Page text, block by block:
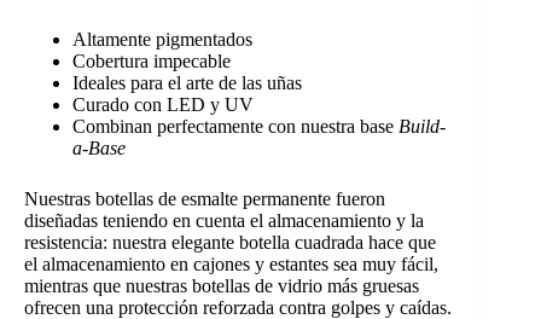
Altamente pigmentados
Cobertura impecable
Ideales para el arte de las uñas
Curado con LED y UV
Combinan perfectamente con nuestra base Build-
a-Base
Nuestras botellas de esmalte permanente fueron
diseñadas teniendo en cuenta el almacenamiento y la
resistencia: nuestra elegante botella cuadrada hace que
el almacenamiento en cajones y estantes sea muy fácil,
mientras que nuestras botellas de vidrio más gruesas
ofrecen una protección reforzada contra golpes y caídas.